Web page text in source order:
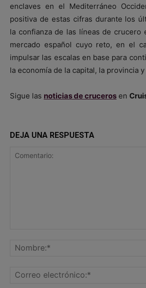
enclaves en el Mediterráneo
positiva de estas cifras durante los
la confianza de las líneas de crucero
mercado español cuyo reto, en el
impulsar las escalas en base para
la economía de la capital, la provincia
Sigue las noticias de cruceros en
DEJA UNA RESPUESTA